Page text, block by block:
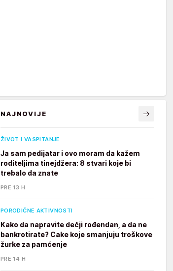
NAJNOVIJE
ŽIVOT I VASPITANJE
Ja sam pedijatar i ovo moram da kažem
roditeljima tinejdžera: 8 stvari koje bi
trebalo da znate
PRE 13 H
PORODIČNE AKTIVNOSTI
Kako da napravite dečji rođendan, a da ne
bankrotirate? Cake koje smanjuju troškove
žurke za pamćenje
PRE 14 H